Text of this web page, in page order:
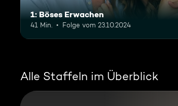
1: Böses Erwachen
41 Min. Folge vom 23.10.2024
Alle Staffeln im Überblick